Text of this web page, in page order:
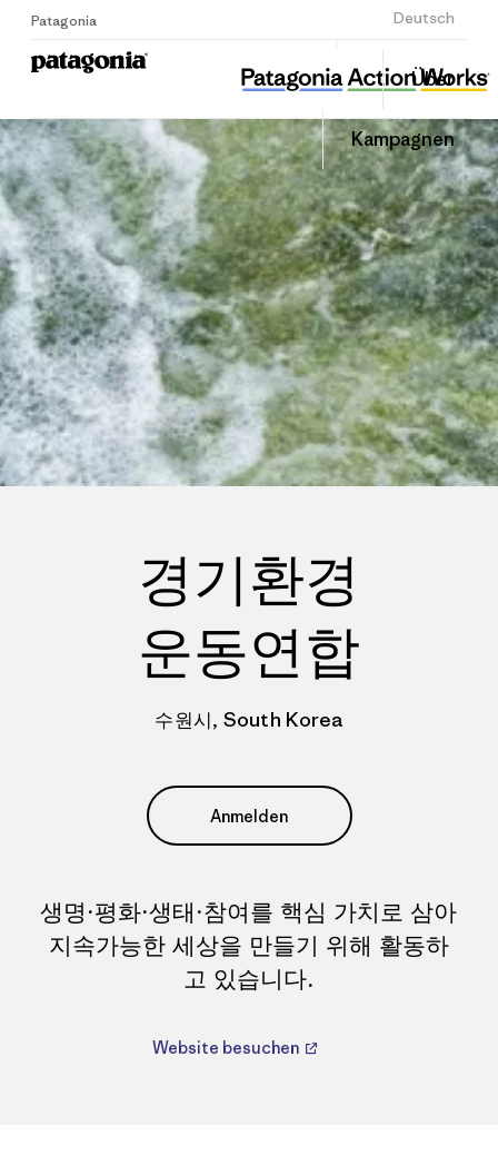
Patagonia Deutsch
Anmelden
Über
Kampagnen
경기환경운동연합
Diesen
Beitrag
Auf
teilen
경기환경
운동연합
수원시, South Korea
Anmelden
생명·평화·생태·참여를 핵심 가치로 삼아
지속가능한 세상을 만들기 위해 활동하
고 있습니다.
Website besuchen